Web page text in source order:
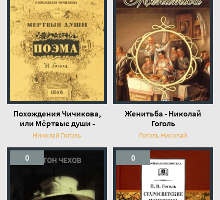
Похождения Чичикова,
или Мёртвые души -
Николай Гоголь
Николай Гоголь
Женитьба - Николай
Гоголь
Гоголь Николай
0 0